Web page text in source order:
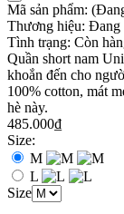
Mã sản phẩm:
Thương hiệu: Đang
Tình trạng: Còn
Quần short nam
khoắn đến cho
100% cotton, mát
hè này.
485.000₫
Size:
M
L
Size